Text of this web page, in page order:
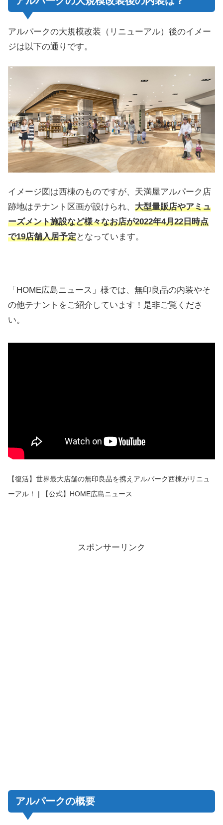
アルパークの大規模改装（リニューアル）後のイメー
ジは以下の通りです。
イメージ図は西棟のものですが、天満屋アルパーク店
跡地はテナント区画が設けられ、 大型量販店やアミュ
ーズメント施設など様々なお店が2022年4月22日時点
で19店舗入居予定となっています。
「HOME広島ニュース」様では、無印良品の内装やそ
の他テナントをご紹介しています！是非ご覧くださ
い。
【復活】世界最大店舗の無印良品を携えアルパーク西棟がリニュ
ーアル！ | 【公式】HOME広島ニュース
スポンサーリンク
アルパークの概要